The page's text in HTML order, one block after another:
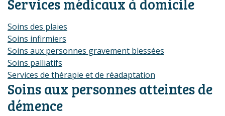
Services médicaux à domicile
Soins des plaies
Soins infirmiers
Soins aux personnes gravement blessées
Soins palliatifs
Services de thérapie et de réadaptation
Soins aux personnes atteintes de
démence